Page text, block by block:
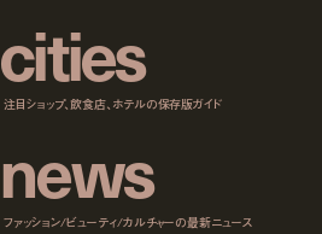
cities
注目ショップ、飲食店、ホテルの保存版ガイド
news
ファッション/ビューティ/カルチャーの最新ニュース